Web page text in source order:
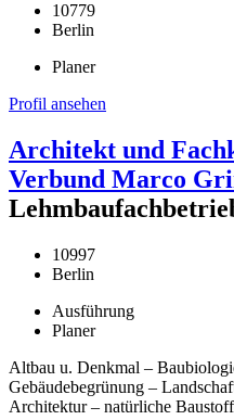
10779
Berlin
Planer
Profil ansehen
Architekt und
Verbund Marco
10997
Berlin
Ausführung
Planer
Altbau u. Denkmal –
Gebäudebegrünung –
Architektur – natürliche